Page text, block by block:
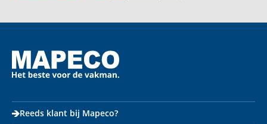
Reeds klant bij Mapeco?